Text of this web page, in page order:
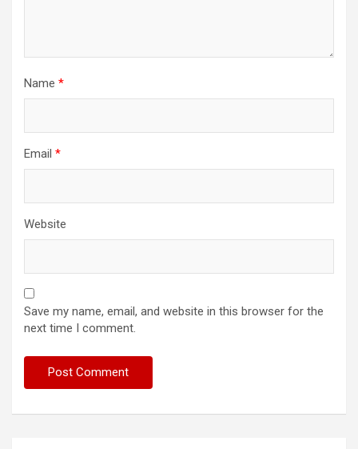
Name *
Email *
Website
Save my name, email, and website in this browser for the
next time I comment.